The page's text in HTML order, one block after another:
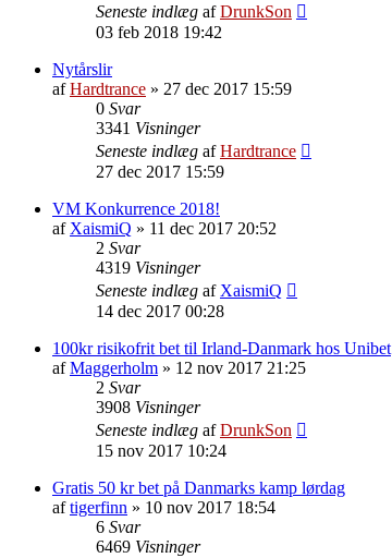
Seneste indlæg afDrunkSon
03 feb 2018 19:42
Nytårslir
afHardtrance » 27 dec 2017 15:59
0 Svar
3341 Visninger
Seneste indlæg afHardtrance
27 dec 2017 15:59
VM Konkurrence 2018!
af XaismiQ » 11 dec 2017 20:52
2 Svar
4319 Visninger
Seneste indlæg af XaismiQ
14 dec 2017 00:28
100kr risikofrit bet til Irland-Danmark hos Unibet
afMaggerholm » 12 nov 2017 21:25
2 Svar
3908 Visninger
Seneste indlæg afDrunkSon
15 nov 2017 10:24
Gratis 50 kr bet på Danmarks kamp lørdag
aftigerfinn » 10 nov 2017 18:54
6 Svar
6469 Visninger